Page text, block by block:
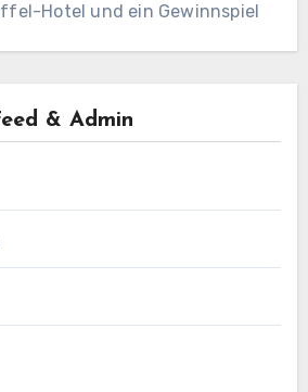
Hotel und ein Gewinnspiel
& Admin